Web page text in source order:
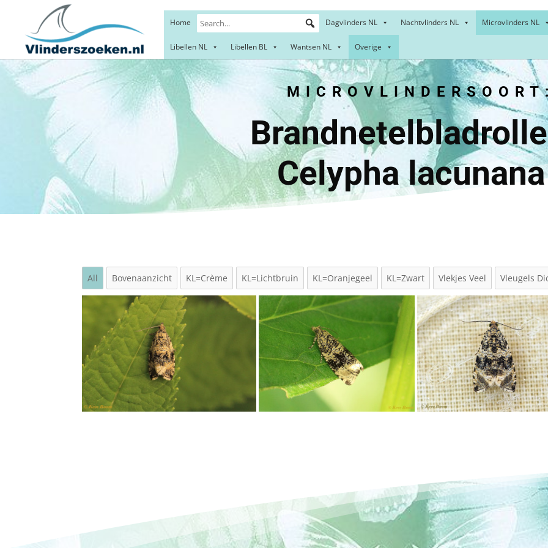
Home Dagvlinders NL Nachtvlinders NL Microvlinders NL
Libellen NL Libellen BL Wantsen NL Overige
Celypha lacunana
All Bovenaanzicht KL=Crème KL=Lichtbruin KL=Oranjegeel KL=Zwart Vlekjes Veel Vleugels